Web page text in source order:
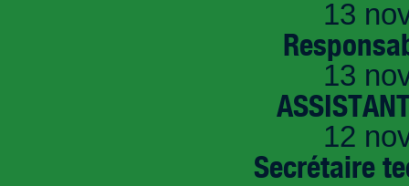
13
13
12
Secrétaire